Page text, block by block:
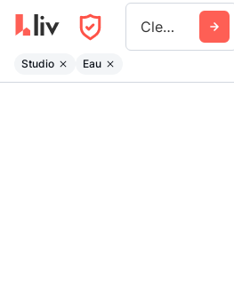
Clear Lake Wa
Studio Eau